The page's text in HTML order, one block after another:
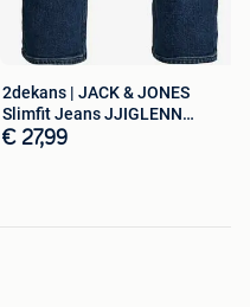
2dekans | JACK & JONES
Slimfit Jeans JJIGLENN
JJEVAN Blauw
€ 27,99